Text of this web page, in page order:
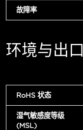
故障率
环境与出口
RoHS 状态
湿气敏感度等级
(MSL)